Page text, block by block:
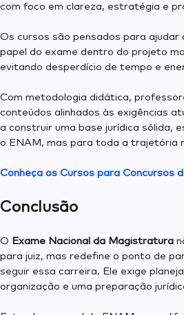
com foco em clareza, estratégia e
Os cursos são pensados para ajudar
papel do exame dentro do projeto
evitando desperdício de tempo e
Com metodologia didática,
conteúdos alinhados às exigências
a construir uma base jurídica sólida,
o ENAM, mas para toda a trajetória
Conheça os Cursos para Concursos
Conclusão
O Exame Nacional da Magistratura
para juiz, mas redefine o ponto de
seguir essa carreira. Ele exige
organização e uma preparação